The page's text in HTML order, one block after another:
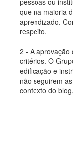
pessoas ou
que na maioria
aprendizado.
respeito.
2 - A aprovação
critérios. O
edificação e
não seguirem
contexto do